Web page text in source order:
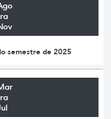
semestre de 2025